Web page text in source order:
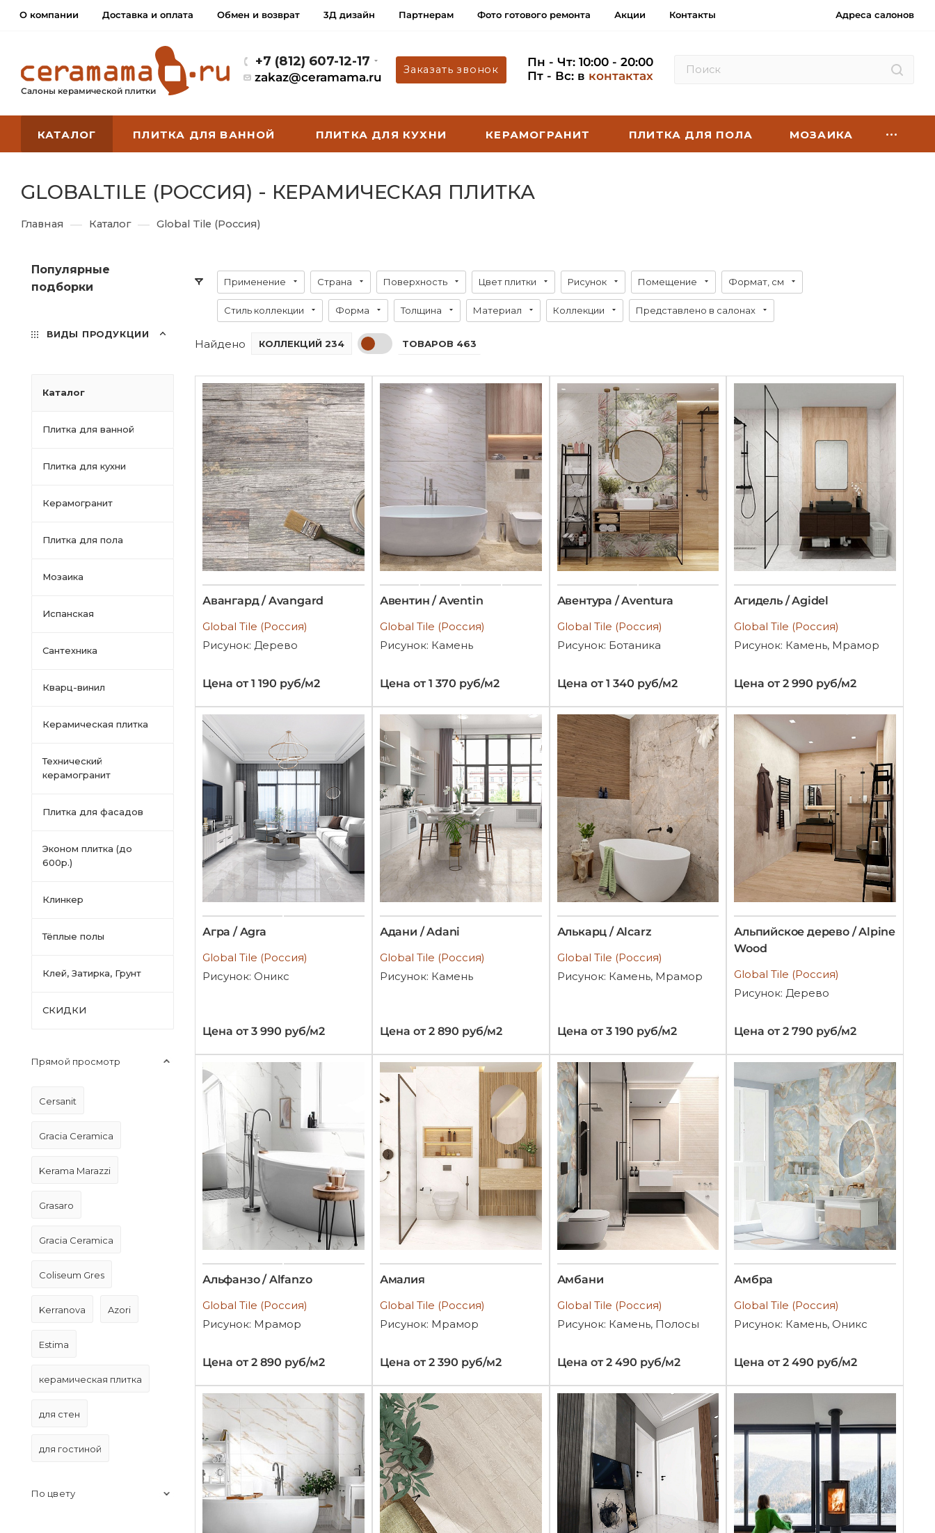
О компании Доставка и оплата Обмен и возврат 3Д дизайн Партнерам Фото готового ремонта Акции Контакты Адреса салонов
Салоны керамической плитки
+7 (812) 607-12-17
zakaz@ceramama.ru
Заказать звонок
Пн - Чт: 10:00 - 20:00
Пт - Вс: в контактах
КАТАЛОГ ПЛИТКА ДЛЯ ВАННОЙ ПЛИТКА ДЛЯ КУХНИ КЕРАМОГРАНИТ ПЛИТКА ДЛЯ ПОЛА МОЗАИКА
GLOBALTILE (РОССИЯ) - КЕРАМИЧЕСКАЯ ПЛИТКА
Главная — Каталог — Global Tile (Россия)
Популярные
подборки
ВИДЫ ПРОДУКЦИИ
Каталог
Плитка для ванной
Плитка для кухни
Керамогранит
Плитка для пола
Мозаика
Испанская
Сантехника
Кварц-винил
Керамическая плитка
Технический
керамогранит
Плитка для фасадов
Эконом плитка (до
600р.)
Клинкер
Тёплые полы
Клей, Затирка, Грунт
СКИДКИ
Прямой просмотр
Cersanit
Gracia Ceramica
Kerama Marazzi
Grasaro
Gracia Ceramica
Coliseum Gres
Kerranova Azori
Estima
керамическая плитка
для стен
для гостиной
По цвету
Применение Страна Поверхность Цвет плитки Рисунок Помещение Формат, см
Стиль коллекции Форма Толщина Материал Коллекции Представлено в салонах
Найдено КОЛЛЕКЦИЙ 234 ТОВАРОВ 463
Авангард / Avangard
Global Tile (Россия)
Рисунок: Дерево
Цена от 1 190 руб/м2
Авентин / Aventin
Global Tile (Россия)
Рисунок: Камень
Цена от 1 370 руб/м2
Авентура / Aventura
Global Tile (Россия)
Рисунок: Ботаника
Цена от 1 340 руб/м2
Агидель / Agidel
Global Tile (Россия)
Рисунок: Камень, Мрамор
Цена от 2 990 руб/м2
Агра / Agra
Global Tile (Россия)
Рисунок: Оникс
Цена от 3 990 руб/м2
Адани / Adani
Global Tile (Россия)
Рисунок: Камень
Цена от 2 890 руб/м2
Алькарц / Alcarz
Global Tile (Россия)
Рисунок: Камень, Мрамор
Цена от 3 190 руб/м2
Альпийское дерево / Alpine
Wood
Global Tile (Россия)
Рисунок: Дерево
Цена от 2 790 руб/м2
Альфанзо / Alfanzo
Global Tile (Россия)
Рисунок: Мрамор
Цена от 2 890 руб/м2
Амалия
Global Tile (Россия)
Рисунок: Мрамор
Цена от 2 390 руб/м2
Амбани
Global Tile (Россия)
Рисунок: Камень, Полосы
Цена от 2 490 руб/м2
Амбра
Global Tile (Россия)
Рисунок: Камень, Оникс
Цена от 2 490 руб/м2